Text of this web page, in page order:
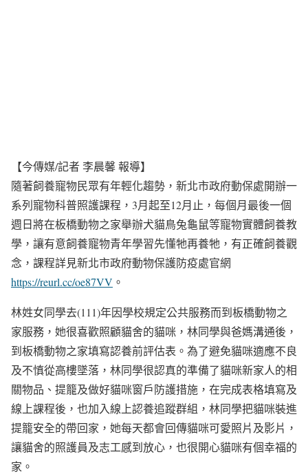
【今傳媒/記者 李晨馨 報導】
隨著飼養寵物民眾有年輕化趨勢，新北市政府動保處開辦一
系列寵物科普照護課程，3月起至12月止，每個月最後一個
週日將在板橋動物之家舉辦犬貓鳥兔龜鼠等寵物實體飼養教
學，讓有意飼養寵物青年學習先懂牠再養牠，有正確飼養觀
念，課程詳見新北市政府動物保護防疫處官網
https://reurl.cc/oe87VV 。
林姓女同學去(111)年因學校規定公共服務而到板橋動物之
家服務，她很喜歡照顧貓舍的貓咪，林同學與爸媽溝通後，
到板橋動物之家填寫認養前評估表。為了避免貓咪適應不良
及不慎從高樓墜落，林同學很認真的準備了貓咪新家人的相
關物品、提籠及做好貓咪窗戶防護措施，在完成表格填寫及
線上課程後，也加入線上認養追蹤群組，林同學把貓咪裝進
提籠安全的帶回家，她每天都會回傳貓咪可愛照片及影片，
讓貓舍的照護員及志工感到放心，也很開心貓咪有個幸福的
家。